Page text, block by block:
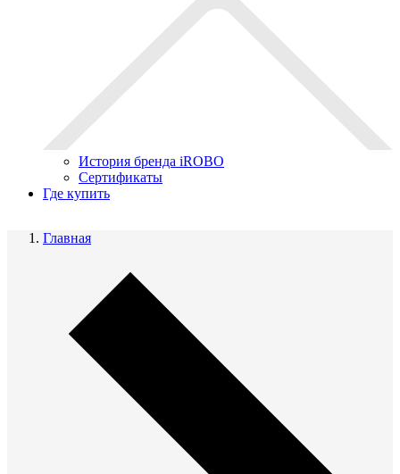
История бренда iROBO
Сертификаты
Где купить
Главная